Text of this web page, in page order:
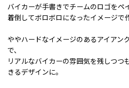
バイカーが手書きでチームのロゴをペ
着倒してボロボロになったイメージで
ややハードなイメージのあるアイアン
で、
リアルなバイカーの雰囲気を残しつつ
きるデザインに。